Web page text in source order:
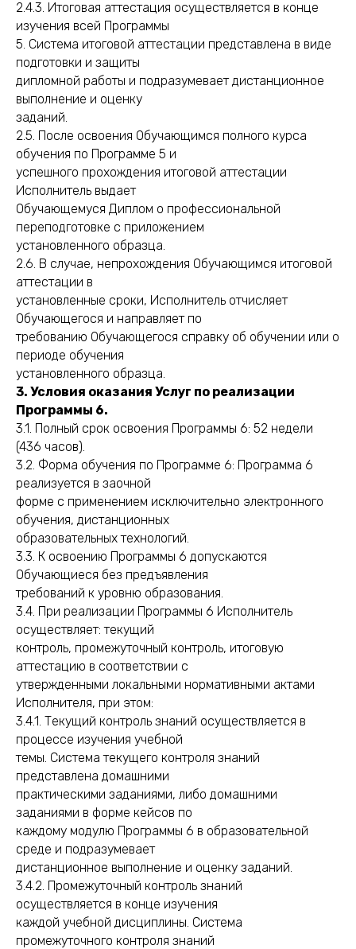
2.4.3. Итоговая аттестация осуществляется в конце
изучения всей Программы
5. Система итоговой аттестации представлена в виде
подготовки и защиты
дипломной работы и подразумевает дистанционное
выполнение и оценку
заданий.
2.5. После освоения Обучающимся полного курса
обучения по Программе 5 и
успешного прохождения итоговой аттестации
Исполнитель выдает
Обучающемуся Диплом о профессиональной
переподготовке с приложением
установленного образца.
2.6. В случае, непрохождения Обучающимся итоговой
аттестации в
установленные сроки, Исполнитель отчисляет
Обучающегося и направляет по
требованию Обучающегося справку об обучении или о
периоде обучения
установленного образца.
3. Условия оказания Услуг по реализации
Программы 6.
3.1. Полный срок освоения Программы 6: 52 недели
(436 часов).
3.2. Форма обучения по Программе 6: Программа 6
реализуется в заочной
форме с применением исключительно электронного
обучения, дистанционных
образовательных технологий.
3.3. К освоению Программы 6 допускаются
Обучающиеся без предъявления
требований к уровню образования.
3.4. При реализации Программы 6 Исполнитель
осуществляет: текущий
контроль, промежуточный контроль, итоговую
аттестацию в соответствии с
утвержденными локальными нормативными актами
Исполнителя, при этом:
3.4.1. Текущий контроль знаний осуществляется в
процессе изучения учебной
темы. Система текущего контроля знаний
представлена домашними
практическими заданиями, либо домашними
заданиями в форме кейсов по
каждому модулю Программы 6 в образовательной
среде и подразумевает
дистанционное выполнение и оценку заданий.
3.4.2. Промежуточный контроль знаний
осуществляется в конце изучения
каждой учебной дисциплины. Система
промежуточного контроля знаний